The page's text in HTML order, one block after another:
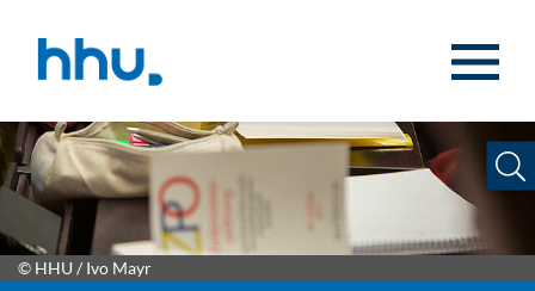
© HHU / Ivo Mayr